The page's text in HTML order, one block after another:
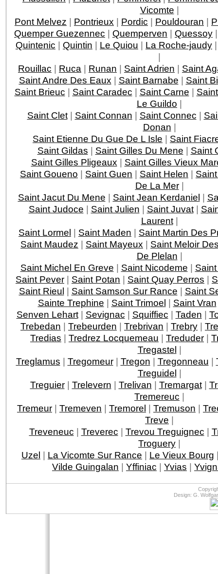
Vicomte |
Pont Melvez | Pontrieux | Pordic | Pouldouran |
Quemper Guezennec | Quemperven | Quessoy
Quintenic | Quintin | Le Quiou | La Roche-jaudy
|
Rouillac | Ruca | Runan | Saint Adrien | Saint
Saint Andre Des Eaux | Saint Barnabe | Saint
Saint Brieuc | Saint Caradec | Saint Carne |
Le Guildo |
Saint Clet| Saint Connan | Saint Connec |
Donan |
Saint Etienne Du Gue De L Isle | Saint
Saint Gildas | Saint Gilles Du Mene | Saint
Saint Gilles Pligeaux | Saint Gilles Vieux
Saint Goueno | Saint Guen | Saint Helen |
De La Mer|
Saint Jacut Du Mene | Saint Jean Kerdaniel |
Saint Judoce | Saint Julien | Saint Juvat|
Laurent|
Saint Lormel | Saint Maden | Saint Martin Des
Saint Maudez | Saint Mayeux | Saint Meloir
De Plelan |
Saint Michel En Greve | Saint Nicodeme |
Saint Pever | Saint Potan | Saint Quay Perros |
Saint Rieul | Saint Samson Sur Rance | Saint
Sainte Trephine | Saint Trimoel | Saint Vran
Senven Lehart| Sevignac | Squiffiec | Taden |
Trebedan | Trebeurden | Trebrivan | Trebry |
Tredias | Tredrez Locquemeau | Treduder |
Tregastel |
Treglamus | Tregomeur| Tregon | Tregonneau |
Treguidel |
Treguier| Trelevern | Trelivan | Tremargat|
Tremereuc |
Tremeur | Tremeven | Tremorel | Tremuson |
Treve |
Treveneuc | Treverec | Trevou Treguignec |
Troguery |
Uzel | La Vicomte Sur Rance | Le Vieux Bourg
Vilde Guingalan | Yffiniac | Yvias |
Design: G.